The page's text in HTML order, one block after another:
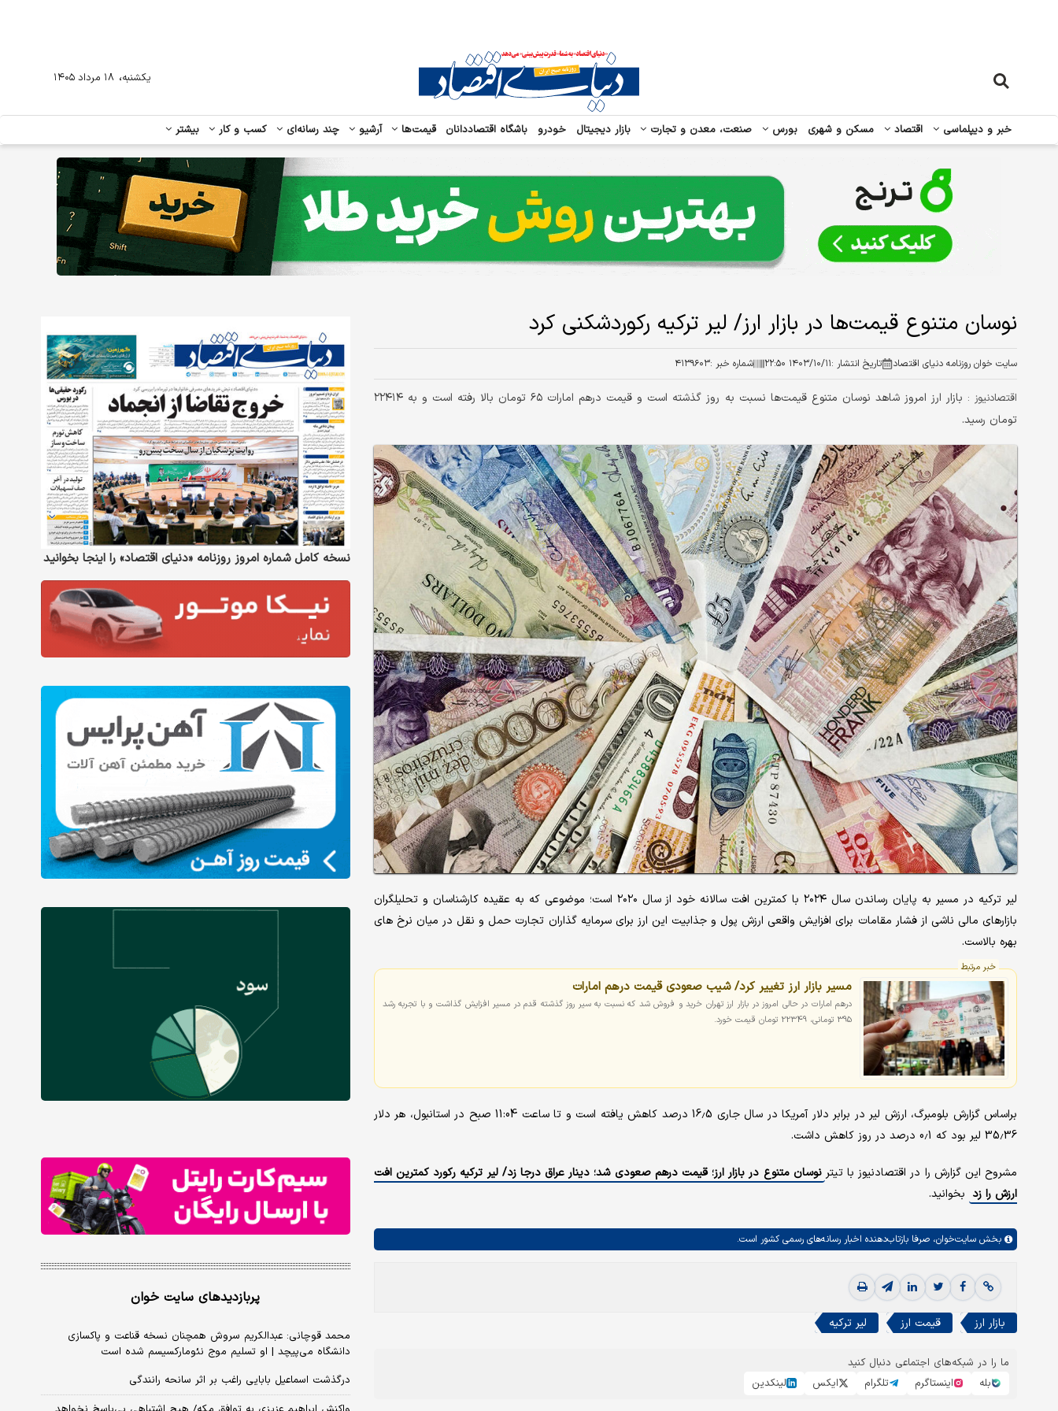
خبر و دیپلماسی اقتصاد مسکن و شهری بورس صنعت، معدن و تجارت بازار دیجیتال خودرو باشگاه اقتصاددانان قیمت‌ها آرشیو چند رسانه‌ای کسب و کار بیشتر
یکشنبه، ۱۸ مرداد ۱۴۰۵
نوسان متنوع قیمت‌ها در بازار ارز/ لیر ترکیه رکوردشکنی کرد
سایت خوان روزنامه دنیای اقتصاد تاریخ انتشار :۱۴۰۳/۱۰/۱۱ ۲۲:۵۰ شماره خبر :۴۱۳۹۶۰۳
اقتصادنیوز :
بازار ارز امروز شاهد نوسان متنوع قیمت‌ها نسبت به روز گذشته است و قیمت درهم امارات ۶۵ تومان بالا رفته است و به ۲۲۴۱۴
تومان رسید.
لیر ترکیه در مسیر به پایان رساندن سال ۲۰۲۴ با کمترین افت سالانه خود از سال ۲۰۲۰ است؛ موضوعی که به عقیده کارشناسان و تحلیلگران
بازارهای مالی ناشی از فشار مقامات برای افزایش واقعی ارزش پول و جذابیت این ارز برای سرمایه گذاران تجارت حمل و نقل در میان نرخ های
بهره بالاست.
خبر مرتبط
مسیر بازار ارز تغییر کرد/ شیب صعودی قیمت درهم امارات
درهم امارات در حالی امروز در بازار ارز تهران خرید و فروش شد که نسبت به سیر روز گذشته قدم در مسیر افزایش گذاشت و با تجربه رشد
395 تومانی، 22349 تومان قیمت خورد.
براساس گزارش بلومبرگ، ارزش لیر در برابر دلار آمریکا در سال جاری 16.5 درصد کاهش یافته است و تا ساعت 11:04 صبح در استانبول، هر دلار
35.36 لیر بود که 0.1 درصد در روز کاهش داشت.
مشروح این گزارش را در اقتصادنیوز با تیتر نوسان متنوع در بازار ارز؛ قیمت درهم صعودی شد؛ دینار عراق درجا زد/ لیر ترکیه رکورد کمترین افت
ارزش را زد بخوانید.
بخش سایت‌خوان، صرفا بازتاب‌دهنده اخبار رسانه‌های رسمی کشور است.
بازار ارز قیمت ارز لیر ترکیه
ما را در شبکه‌های اجتماعی دنبال کنید
بله
اینستاگرم تلگرام ایکس لینکدین
نسخه کامل شماره امروز روزنامه «دنیای‌ اقتصاد» را اینجا بخوانید
پربازدیدهای سایت خوان
محمد قوچانی: عبدالکریم سروش همچنان نسخه قناعت و پاکسازی
دانشگاه می‌پیچد | او تسلیم موج نئومارکسیسم شده است
درگذشت اسماعیل بابایی راغب بر اثر سانحه رانندگی